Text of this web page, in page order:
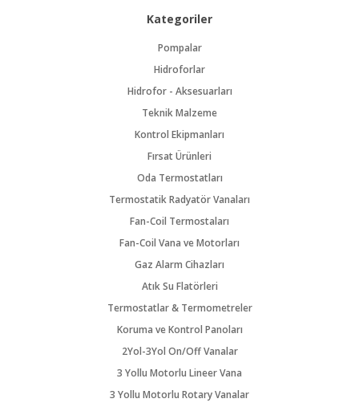
Kategoriler
Pompalar
Hidroforlar
Hidrofor - Aksesuarları
Teknik Malzeme
Kontrol Ekipmanları
Fırsat Ürünleri
Oda Termostatları
Termostatik Radyatör Vanaları
Fan-Coil Termostaları
Fan-Coil Vana ve Motorları
Gaz Alarm Cihazları
Atık Su Flatörleri
Termostatlar & Termometreler
Koruma ve Kontrol Panoları
2Yol-3Yol On/Off Vanalar
3 Yollu Motorlu Lineer Vana
3 Yollu Motorlu Rotary Vanalar